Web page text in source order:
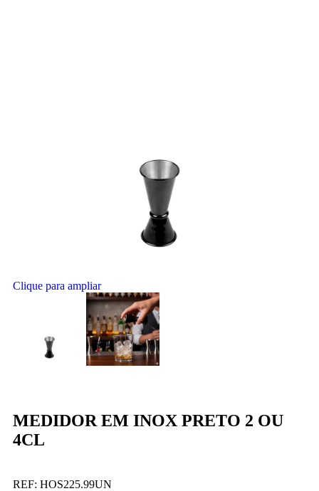
Clique para ampliar
MEDIDOR EM INOX PRETO 2 OU
4CL
REF: HOS225.99UN